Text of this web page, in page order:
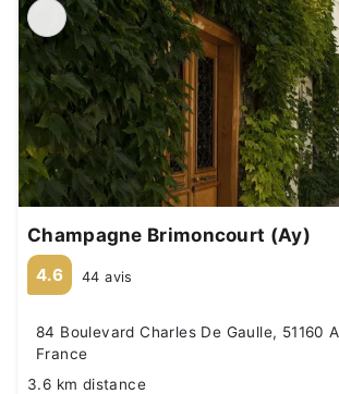
Champagne Brimoncourt (Ay)
4.6 44 avis
84 Boulevard Charles De Gaulle, 51160
France
3.6 km distance